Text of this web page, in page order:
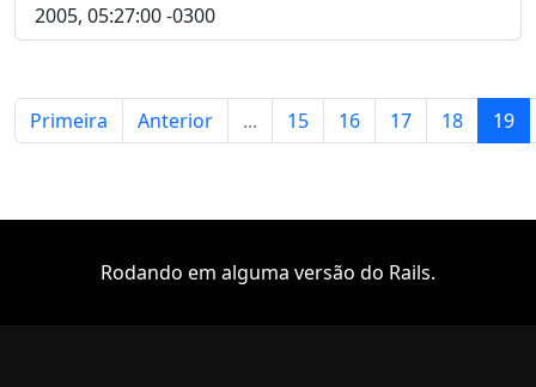
2005, 05:27:00 -0300
Primeira Anterior ... 15 16 17 18 19
Rodando em alguma versão do Rails.